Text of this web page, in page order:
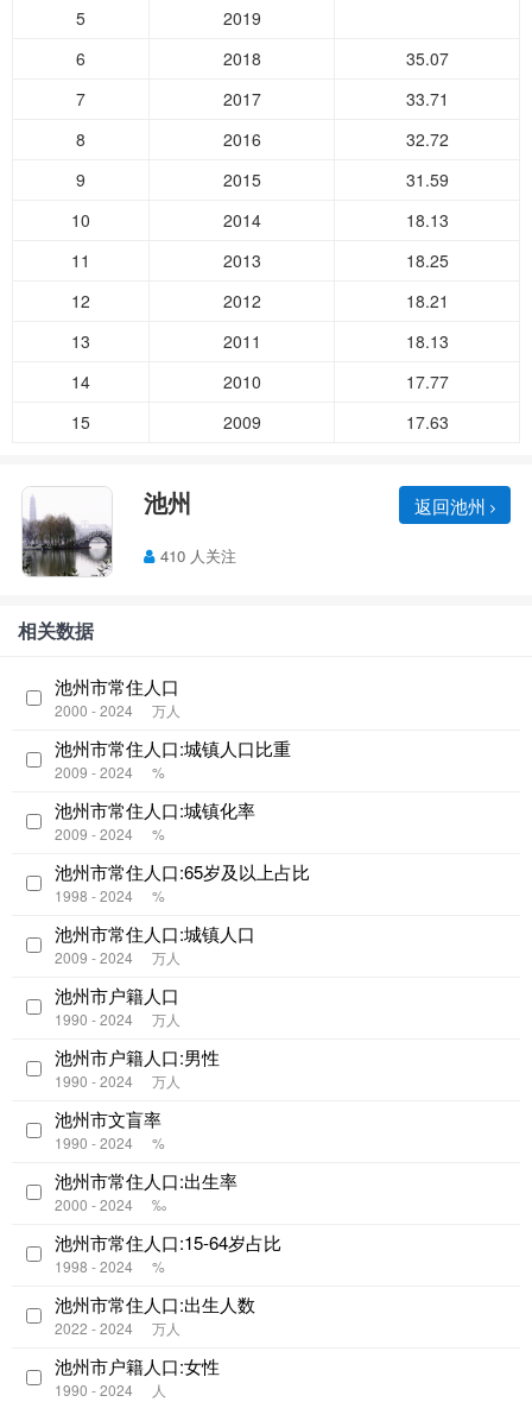
5
2019
6
2018
35.07
7
2017
33.71
8
2016
32.72
9
2015
31.59
10
2014
18.13
11
2013
18.25
12
2012
18.21
13
2011
18.13
14
2010
17.77
15
2009 17.63
池州 返回池州
410 人关注
相关数据
池州市常住人口
2000 - 2024 万人
池州市常住人口:城镇人口比重
2009 - 2024 %
池州市常住人口:城镇化率
2009 - 2024 %
池州市常住人口:65岁及以上占比
1998 - 2024 %
池州市常住人口:城镇人口
2009 - 2024 万人
池州市户籍人口
1990 - 2024 万人
池州市户籍人口:男性
1990 - 2024 万人
池州市文盲率
1990 - 2024 %
池州市常住人口:出生率
2000 - 2024 ‰
池州市常住人口:15-64岁占比
1998 - 2024 %
池州市常住人口:出生人数
2022 - 2024 万人
池州市户籍人口:女性
1990 - 2024 人